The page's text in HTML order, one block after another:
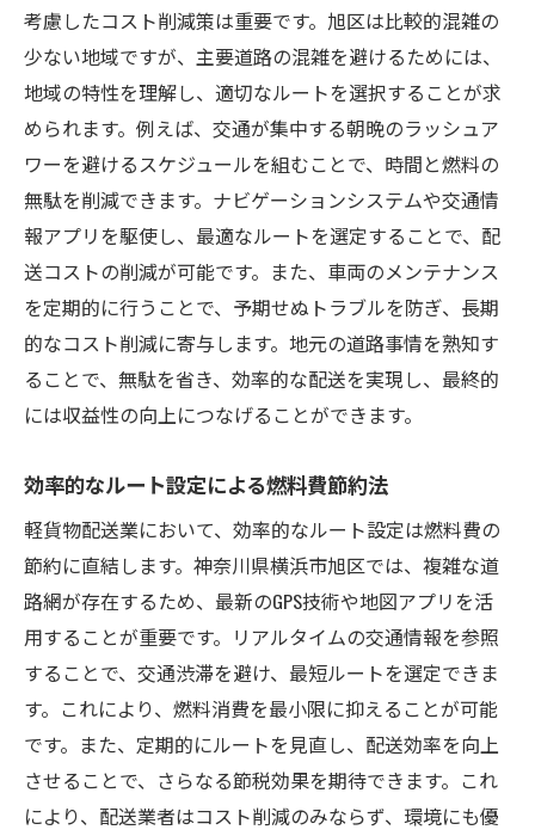
考慮したコスト削減策は重要です。旭区は比較的混雑の
少ない地域ですが、主要道路の混雑を避けるためには、
地域の特性を理解し、適切なルートを選択することが求
められます。例えば、交通が集中する朝晩のラッシュア
ワーを避けるスケジュールを組むことで、時間と燃料の
無駄を削減できます。ナビゲーションシステムや交通情
報アプリを駆使し、最適なルートを選定することで、配
送コストの削減が可能です。また、車両のメンテナンス
を定期的に行うことで、予期せぬトラブルを防ぎ、長期
的なコスト削減に寄与します。地元の道路事情を熟知す
ることで、無駄を省き、効率的な配送を実現し、最終的
には収益性の向上につなげることができます。
効率的なルート設定による燃料費節約法
軽貨物配送業において、効率的なルート設定は燃料費の
節約に直結します。神奈川県横浜市旭区では、複雑な道
路網が存在するため、最新のGPS技術や地図アプリを活
用することが重要です。リアルタイムの交通情報を参照
することで、交通渋滞を避け、最短ルートを選定できま
す。これにより、燃料消費を最小限に抑えることが可能
です。また、定期的にルートを見直し、配送効率を向上
させることで、さらなる節税効果を期待できます。これ
により、配送業者はコスト削減のみならず、環境にも優